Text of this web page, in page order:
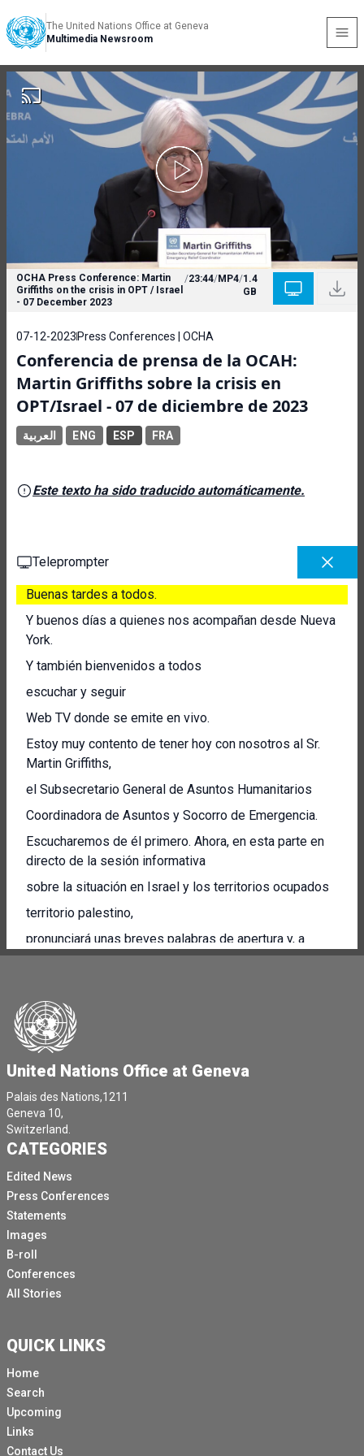
The United Nations Office at Geneva
Multimedia Newsroom
OCHA Press Conference: Martin
Griffiths on the crisis in OPT / Israel
- 07 December 2023
/23:44/MP4/1.4
GB
07-12-2023 Press Conferences | OCHA
Conferencia de prensa de la OCAH:
Martin Griffiths sobre la crisis en
OPT/Israel - 07 de diciembre de 2023
العربية ENG ESP FRA
Este texto ha sido traducido automáticamente.
Teleprompter
Buenas tardes a todos.
Y buenos días a quienes nos acompañan desde Nueva
York.
Y también bienvenidos a todos
escuchar y seguir
Web TV donde se emite en vivo.
Estoy muy contento de tener hoy con nosotros al Sr.
Martin Griffiths,
el Subsecretario General de Asuntos Humanitarios
Coordinadora de Asuntos y Socorro de Emergencia.
Escucharemos de él primero. Ahora, en esta parte en
directo de la sesión informativa
sobre la situación en Israel y los territorios ocupados
territorio palestino,
pronunciará unas breves palabras de apertura y, a
continuación, responderemos a algunas de sus
No tardará tanto,
pero, por supuesto, damos prioridad a tener sus
preguntas
preguntó.
Así que sin más preámbulos, Martin,
Te lo entregaré.
Amigo, eso es un yo ahora en marcha.
¿Está encendido?
Ok, bien. Muchas gracias.
De hecho, muchísimas gracias.
Sí, hoy
faltan dos meses para el día
el inicio
tragedia
ese día,
El 7 de octubre,
United Nations Office at Geneva
Palais des Nations,1211
Geneva 10,
Switzerland.
CATEGORIES
Edited News
Press Conferences
Statements
Images
B-roll
Conferences
All Stories
QUICK LINKS
Home
Search
Upcoming
Links
Contact Us